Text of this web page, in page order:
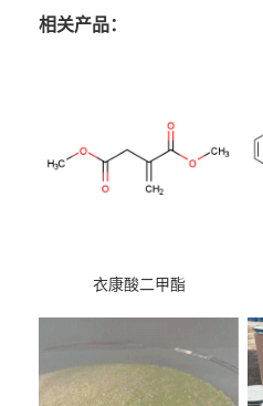
相关产品：
衣康酸二甲酯